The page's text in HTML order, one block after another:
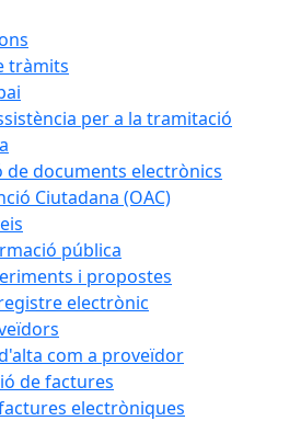
tràmits
per a la tramitació
de documents electrònics
Ciutadana (OAC)
pública
i propostes
electrònic
com a proveïdor
de factures
electròniques